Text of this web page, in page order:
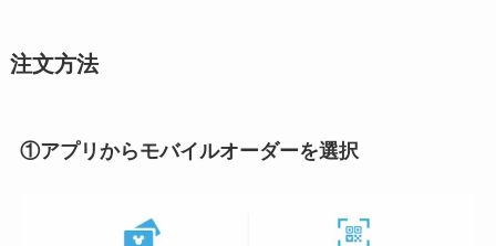
注文方法
①アプリからモバイルオーダーを選択